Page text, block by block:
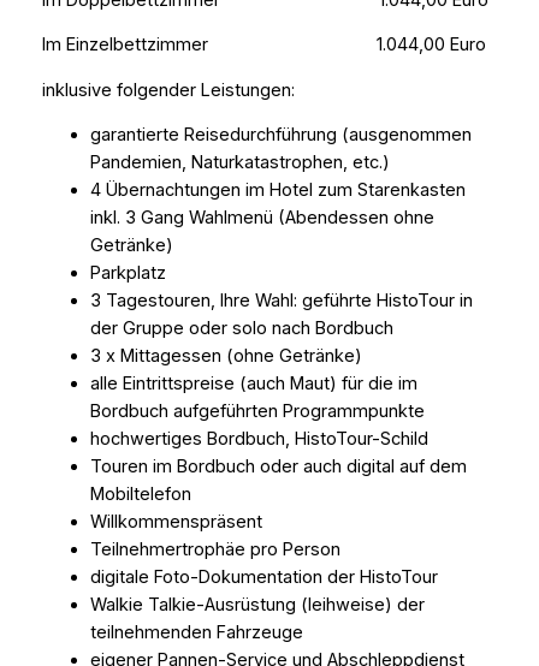
Im Einzelbettzimmer 1.044,00 Euro
inklusive folgender Leistungen:
garantierte Reisedurchführung (ausgenommen
Pandemien, Naturkatastrophen, etc.)
4 Übernachtungen im Hotel zum Starenkasten
inkl. 3 Gang Wahlmenü (Abendessen ohne
Getränke)
Parkplatz
3 Tagestouren, Ihre Wahl: geführte HistoTour in
der Gruppe oder solo nach Bordbuch
3 x Mittagessen (ohne Getränke)
alle Eintrittspreise (auch Maut) für die im
Bordbuch aufgeführten Programmpunkte
hochwertiges Bordbuch, HistoTour-Schild
Touren im Bordbuch oder auch digital auf dem
Mobiltelefon
Willkommenspräsent
Teilnehmertrophäe pro Person
digitale Foto-Dokumentation der HistoTour
Walkie Talkie-Ausrüstung (leihweise) der
teilnehmenden Fahrzeuge
eigener Pannen-Service und Abschleppdienst